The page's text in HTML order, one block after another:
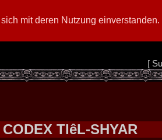
mit deren Nutzung einverstanden.
[
CODEX TIêL-SHYAR